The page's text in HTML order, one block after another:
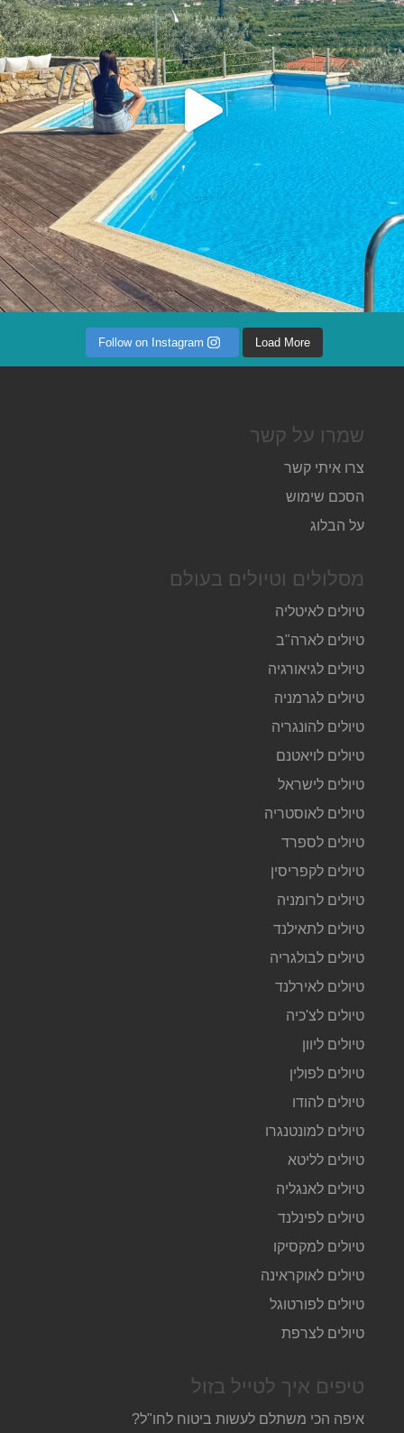
Load More
Follow on Instagram
שמרו על קשר
צרו איתי קשר
הסכם שימוש
על הבלוג
מסלולים וטיולים בעולם
טיולים לאיטליה
טיולים לארה"ב
טיולים לגיאורגיה
טיולים לגרמניה
טיולים להונגריה
טיולים לויאטנם
טיולים לישראל
טיולים לאוסטריה
טיולים לספרד
טיולים לקפריסין
טיולים לרומניה
טיולים לתאילנד
טיולים לבולגריה
טיולים לאירלנד
טיולים לצ'כיה
טיולים ליוון
טיולים לפולין
טיולים להודו
טיולים למונטנגרו
טיולים לליטא
טיולים לאנגליה
טיולים לפינלנד
טיולים למקסיקו
טיולים לאוקראינה
טיולים לפורטוגל
טיולים לצרפת
טיפים איך לטייל בזול
איפה הכי משתלם לעשות ביטוח לחו"ל?